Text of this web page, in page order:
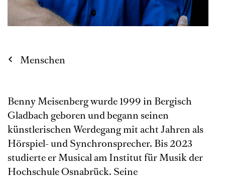
Menschen
Benny Meisenberg wurde 1999 in Bergisch
Gladbach geboren und begann seinen
künstlerischen Werdegang mit acht Jahren als
Hörspiel- und Synchronsprecher. Bis 2023
studierte er Musical am Institut für Musik der
Hochschule Osnabrück. Seine